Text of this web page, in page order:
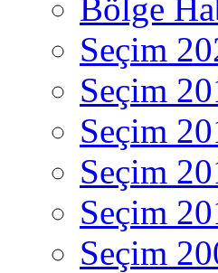
Bölge
Seçim
Seçim
Seçim
Seçim
Seçim
Seçim